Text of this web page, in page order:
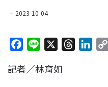
2023-10-04
c
n
記者／林育如